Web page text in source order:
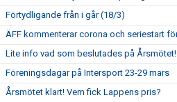
Förtydligande från i går (18/3)
ÄFF kommenterar corona och seriestart
Lite info vad som beslutades på Årsmötet!
Föreningsdagar på Intersport 23-29 mars
Årsmötet klart! Vem fick Lappens pris?